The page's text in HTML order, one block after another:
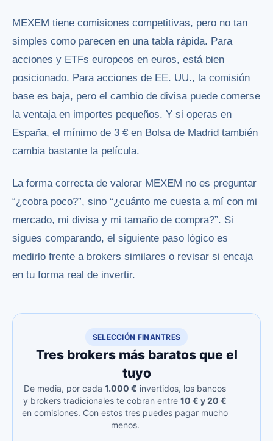
MEXEM tiene comisiones competitivas, pero no tan
simples como parecen en una tabla rápida. Para
acciones y ETFs europeos en euros, está bien
posicionado. Para acciones de EE. UU., la comisión
base es baja, pero el cambio de divisa puede comerse
la ventaja en importes pequeños. Y si operas en
España, el mínimo de 3 € en Bolsa de Madrid también
cambia bastante la película.
La forma correcta de valorar MEXEM no es preguntar
“¿cobra poco?”, sino “¿cuánto me cuesta a mí con mi
mercado, mi divisa y mi tamaño de compra?”. Si
sigues comparando, el siguiente paso lógico es
medirlo frente a brokers similares o revisar si encaja
en tu forma real de invertir.
SELECCIÓN FINANTRES
Tres brokers más baratos que el
tuyo
De media, por cada 1.000 € invertidos, los bancos
y brokers tradicionales te cobran entre 10 € y 20 €
en comisiones. Con estos tres puedes pagar mucho
menos.